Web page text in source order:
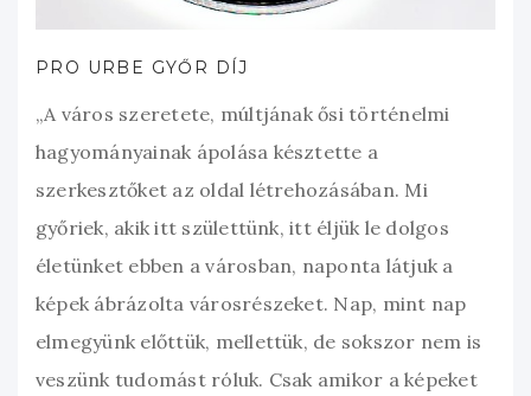
PRO URBE GYŐR DÍJ
„A város szeretete, múltjának ősi történelmi
hagyományainak ápolása késztette a
szerkesztőket az oldal létrehozásában. Mi
győriek, akik itt születtünk, itt éljük le dolgos
életünket ebben a városban, naponta látjuk a
képek ábrázolta városrészeket. Nap, mint nap
elmegyünk előttük, mellettük, de sokszor nem is
veszünk tudomást róluk. Csak amikor a képeket